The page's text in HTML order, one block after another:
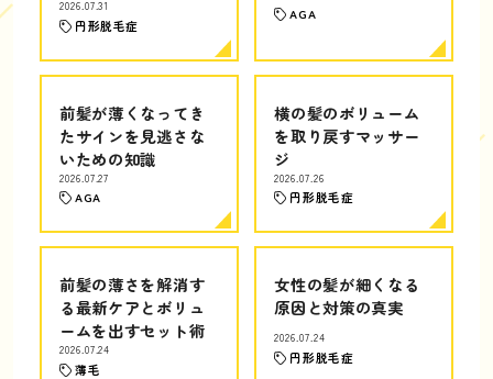
2026.07.31
円形脱毛症
AGA
前髪が薄くなってき
たサインを見逃さな
いための知識
2026.07.27
AGA
横の髪のボリューム
を取り戻すマッサー
ジ
2026.07.26
円形脱毛症
前髪の薄さを解消す
る最新ケアとボリュ
ームを出すセット術
2026.07.24
薄毛
女性の髪が細くなる
原因と対策の真実
2026.07.24
円形脱毛症